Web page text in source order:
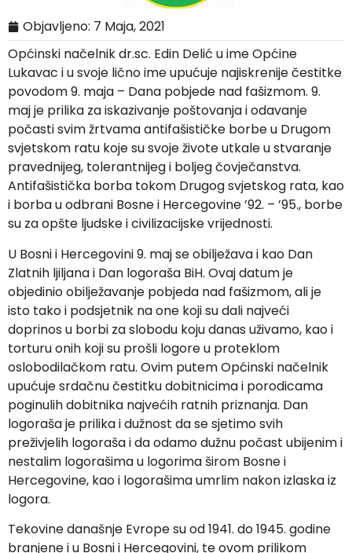
Objavljeno: 7 Maja, 2021
Općinski načelnik dr.sc. Edin Delić u ime Općine
Lukavac i u svoje lično ime upućuje najiskrenije čestitke
povodom 9. maja – Dana pobjede nad fašizmom. 9.
maj je prilika za iskazivanje poštovanja i odavanje
počasti svim žrtvama antifašističke borbe u Drugom
svjetskom ratu koje su svoje živote utkale u stvaranje
pravednijeg, tolerantnijeg i boljeg čovječanstva.
Antifašistička borba tokom Drugog svjetskog rata, kao
i borba u odbrani Bosne i Hercegovine ’92. – ’95., borbe
su za opšte ljudske i civilizacijske vrijednosti.
U Bosni i Hercegovini 9. maj se obilježava i kao Dan
Zlatnih ljiljana i Dan logoraša BiH. Ovaj datum je
objedinio obilježavanje pobjeda nad fašizmom, ali je
isto tako i podsjetnik na one koji su dali najveći
doprinos u borbi za slobodu koju danas uživamo, kao i
torturu onih koji su prošli logore u proteklom
oslobodilačkom ratu. Ovim putem Općinski načelnik
upućuje srdačnu čestitku dobitnicima i porodicama
poginulih dobitnika najvećih ratnih priznanja. Dan
logoraša je prilika i dužnost da se sjetimo svih
preživjelih logoraša i da odamo dužnu počast ubijenim i
nestalim logorašima u logorima širom Bosne i
Hercegovine, kao i logorašima umrlim nakon izlaska iz
logora.
Tekovine današnje Evrope su od 1941. do 1945. godine
branjene i u Bosni i Hercegovini, te ovom prilikom